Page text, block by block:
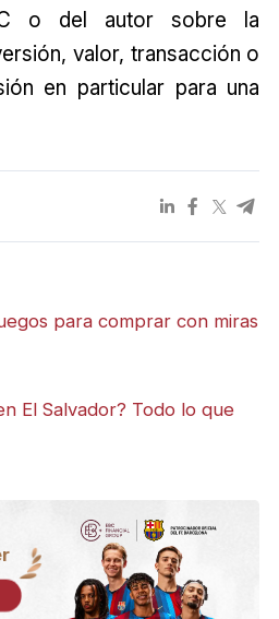
o del autor sobre la
valor, transacción o
en particular para una
para comprar con miras
El Salvador? Todo lo que